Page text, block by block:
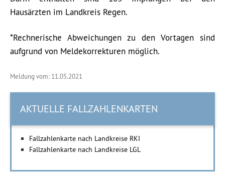
Hausärzten im Landkreis Regen.
*Rechnerische Abweichungen zu den Vortagen sind
aufgrund von Meldekorrekturen möglich.
Meldung vom: 11.05.2021
AKTUELLE FALLZAHLENKARTEN
Fallzahlenkarte nach Landkreise RKI
Fallzahlenkarte nach Landkreise LGL